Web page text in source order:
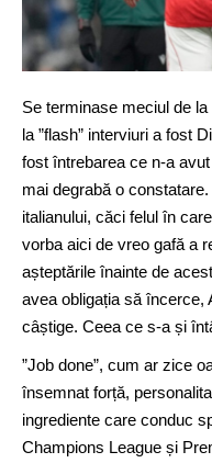
Se terminase meciul de
la ”flash” interviuri a fost
fost întrebarea ce n-a
mai degrabă o
italianului, căci felul în
vorba aici de vreo gafă a
așteptările înainte de
avea obligația să încerce,
câștige. Ceea ce s-a și
”Job done”, cum ar zice
însemnat forță,
ingrediente care conduc
Champions League și